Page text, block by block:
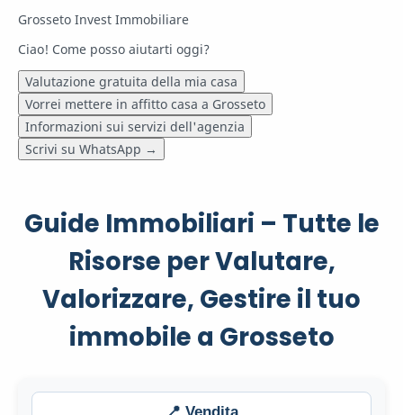
Grosseto Invest Immobiliare
Ciao! Come posso aiutarti oggi?
Valutazione gratuita della mia casa
Vorrei mettere in affitto casa a Grosseto
Informazioni sui servizi dell'agenzia
Scrivi su WhatsApp →
Guide Immobiliari – Tutte le
Risorse per Valutare,
Valorizzare, Gestire il tuo
immobile a Grosseto